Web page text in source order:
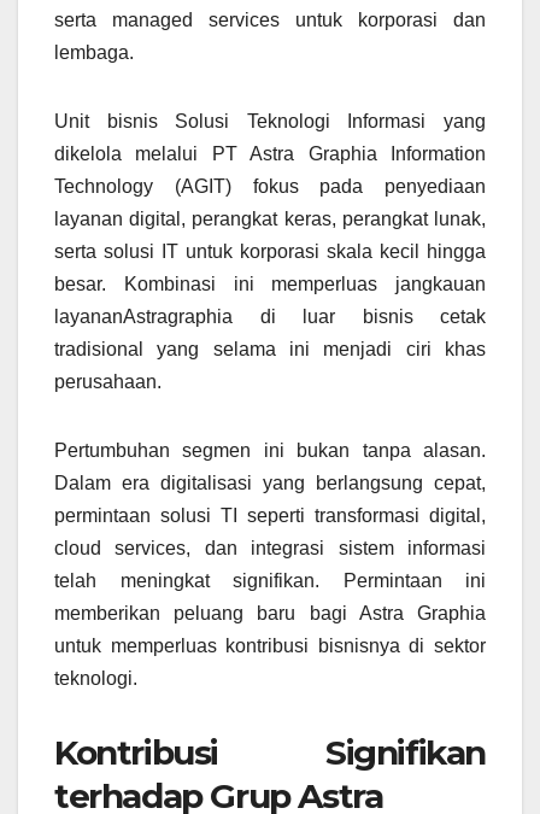
serta managed services untuk korporasi dan
lembaga.
Unit bisnis Solusi Teknologi Informasi yang
dikelola melalui PT Astra Graphia Information
Technology (AGIT) fokus pada penyediaan
layanan digital, perangkat keras, perangkat lunak,
serta solusi IT untuk korporasi skala kecil hingga
besar. Kombinasi ini memperluas jangkauan
layananAstragraphia di luar bisnis cetak
tradisional yang selama ini menjadi ciri khas
perusahaan.
Pertumbuhan segmen ini bukan tanpa alasan.
Dalam era digitalisasi yang berlangsung cepat,
permintaan solusi TI seperti transformasi digital,
cloud services, dan integrasi sistem informasi
telah meningkat signifikan. Permintaan ini
memberikan peluang baru bagi Astra Graphia
untuk memperluas kontribusi bisnisnya di sektor
teknologi.
Kontribusi Signifikan
terhadap Grup Astra